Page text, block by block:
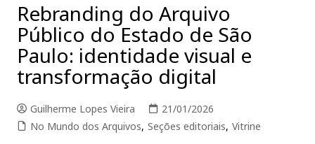
Rebranding do Arquivo
Público do Estado de São
Paulo: identidade visual e
transformação digital
Guilherme Lopes Vieira
21/01/2026
No Mundo dos Arquivos, Seções editoriais, Vitrine